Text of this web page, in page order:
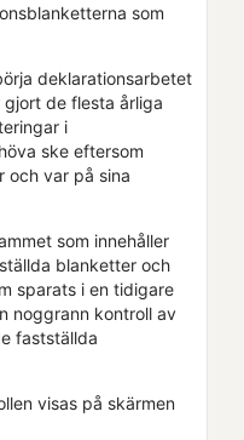
som
deklarationsarbetet
de flesta årliga
i
ske eftersom
och var på sina
som innehåller
blanketter och
sparats i en tidigare
noggrann kontroll av
fastställda
visas på skärmen